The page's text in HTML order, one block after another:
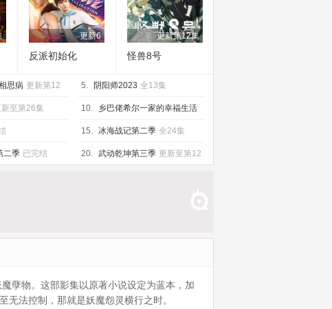
更新6
反派初始化
更新第12集
怪兽8号
思病 更新第12 5. 阴阳师2023 全13集
新至第26集 10. 乡巴佬希尔一家的幸福生活
第十三季 已完结
15. 冰海战记第二季 全24集
二季 已完结 20. 武动乾坤第三季 更新至第12
孽物。这部影集以原著小说设定为蓝本，加
无法控制，那就是妖魔怨灵横行之时。